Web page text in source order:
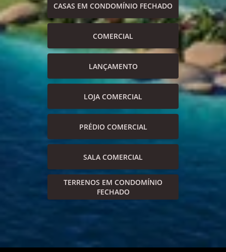
CASAS EM CONDOMÍNIO FECHADO
COMERCIAL
LANÇAMENTO
LOJA COMERCIAL
PRÉDIO COMERCIAL
SALA COMERCIAL
TERRENOS EM CONDOMÍNIO
FECHADO